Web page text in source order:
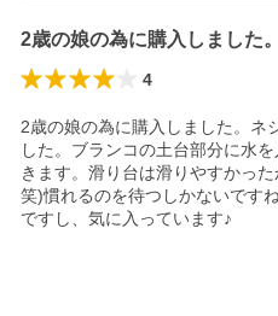
2歳の娘の為に購入しました
4
2歳の娘の為に購入しました。ネ
した。ブランコの土台部分に水
きます。滑り台は滑りやすかっ
笑)慣れるのを待つしかないです
ですし、気に入っています♪